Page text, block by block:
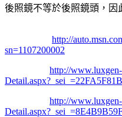
後照鏡不等於後照鏡頭，因
http://
sn=1107200002
http://
http://